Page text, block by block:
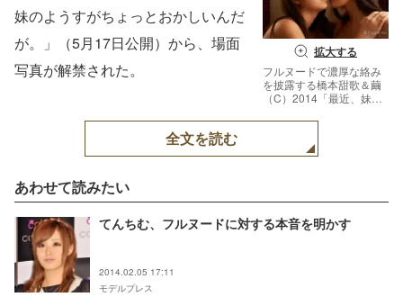
拡大する
フルヌードで濃厚な絡み
を披露する橋本甜歌＆繭
（C）2014「最近、妹の
いんだが。」製作委員会
妹のようすがちょっとおかしいんだ
が。」（5月17日公開）から、場面
写真が解禁された。
全文を読む
あわせて読みたい
てんちむ、フルヌードに対する本音を明かす
2014.02.05 17:11
モデルプレス